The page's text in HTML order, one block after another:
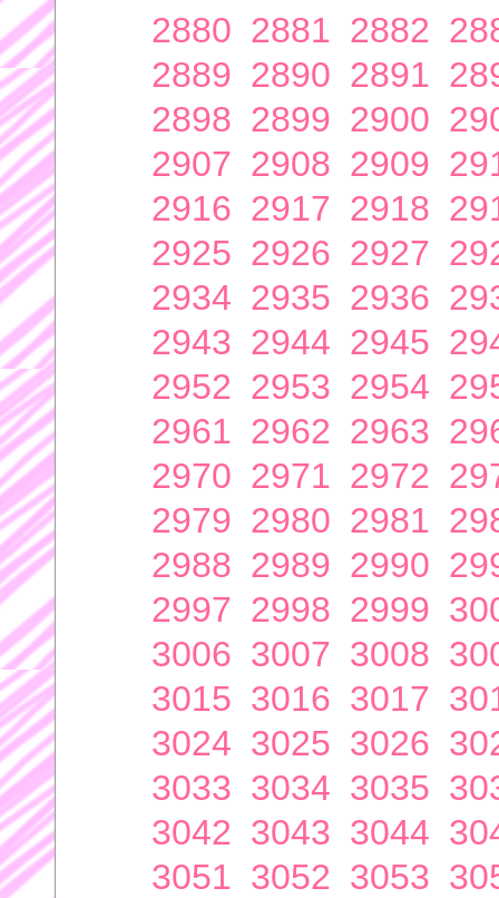
2880 2881 2882
2889 2890 2891
2898 2899 2900
2907 2908 2909
2916 2917 2918
2925 2926 2927
2934 2935 2936
2943 2944 2945
2952 2953 2954
2961 2962 2963
2970 2971 2972
2979 2980 2981
2988 2989 2990
2997 2998 2999
3006 3007 3008
3015 3016 3017
3024 3025 3026
3033 3034 3035
3042 3043 3044
3051 3052 3053